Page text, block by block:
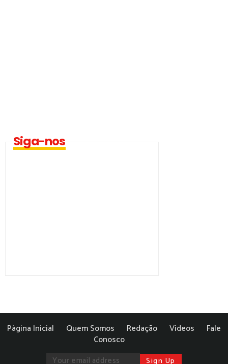
Siga-nos
Página Inicial Quem Somos Redação Vídeos
Fale
Conosco